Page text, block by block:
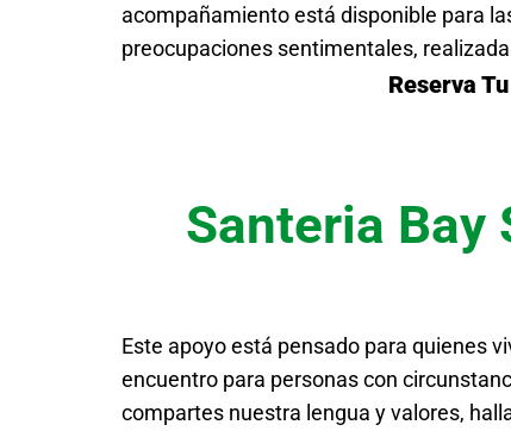
acompañamiento está disponible para
preocupaciones sentimentales,
Reserva
Santeria Bay
Este apoyo está pensado para quienes
encuentro para personas con
compartes nuestra lengua y valores,